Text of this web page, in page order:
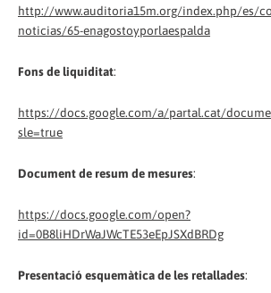
http://www.auditoria15m.org/index.php/es/
noticias/65-enagostoyporlaespalda
Fons de liquiditat:
https://docs.google.com/a/partal.cat/
sle=true
Document de resum de mesures:
https://docs.google.com/open?
id=0B8liHDrWaJWcTE53eEpJSXdBRDg
Presentació esquemàtica de les retallades: